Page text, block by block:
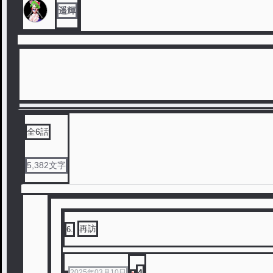
遥輝
全6話
5,382文字
6 再訪